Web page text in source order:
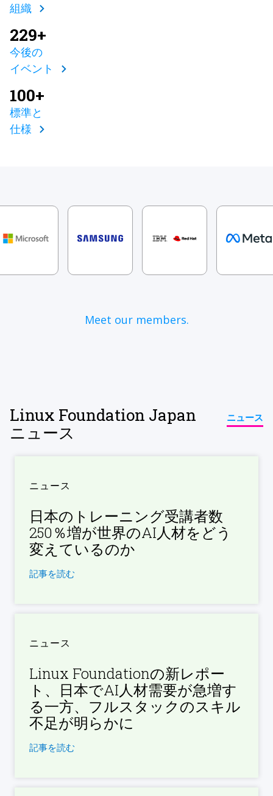
組織
229+
今後の
イベント
100+
標準と
仕様
Meet our members.
Linux Foundation Japan
ニュース
ニュース
ニュース
日本のトレーニング受講者数
250％増が世界のAI人材をどう
変えているのか
記事を読む
ニュース
Linux Foundationの新レポー
ト、日本でAI人材需要が急増す
る一方、フルスタックのスキル
不足が明らかに
記事を読む